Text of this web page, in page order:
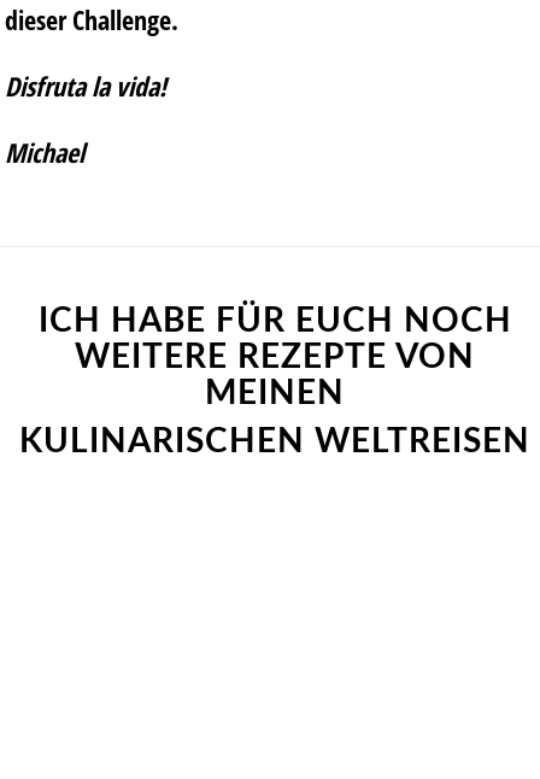
dieser Challenge.
Disfruta la vida!
Michael
ICH HABE FÜR EUCH NOCH
WEITERE REZEPTE VON
MEINEN
KULINARISCHEN WELTREISEN